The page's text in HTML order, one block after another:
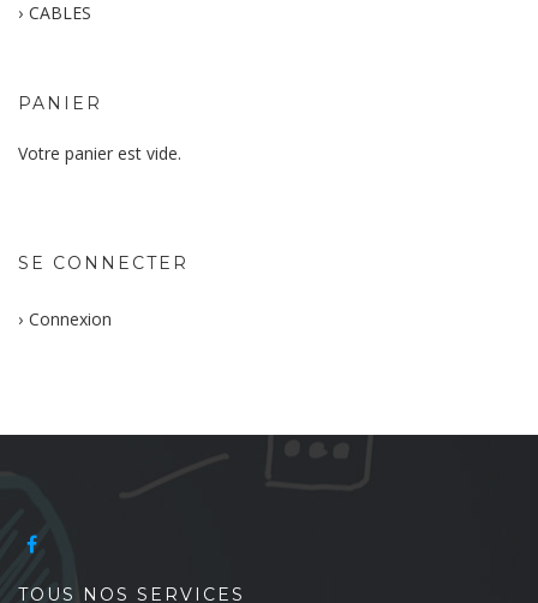
CABLES
PANIER
Votre panier est vide.
SE CONNECTER
Connexion
TOUS NOS SERVICES